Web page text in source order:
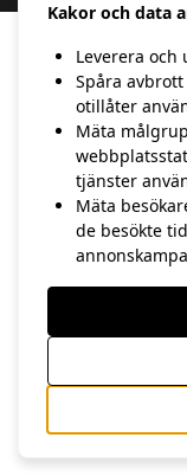
Kakor och data
Leverera
Spåra
otillåter
Mäta
tjänster
Mäta
de besökte